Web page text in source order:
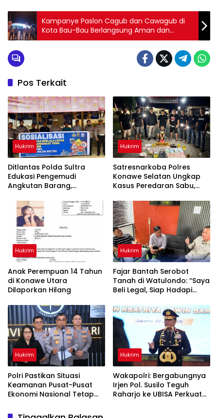
Kampanye Paslon Cagub dan Cawagub di
Kota Bau-Bau Berlangsung Aman dan
Kondusif
Pos Terkait
Hukrim
Ditlantas Polda Sultra
Edukasi Pengemudi
Angkutan Barang,
Kendaraan Demi
Keselamatan Berlalu Lintas
Hukrim
Satresnarkoba Polres
Konawe Selatan Ungkap
Kasus Peredaran Sabu,
Diamankan
Hukrim
Anak Perempuan 14 Tahun
di Konawe Utara
Dilaporkan Hilang
Hukrim
‎Fajar Bantah Serobot
Tanah di Watulondo: “Saya
Beli Legal, Siap Hadapi
Hukrim
Polri Pastikan Situasi
Keamanan Pusat-Pusat
Ekonomi Nasional Tetap
Hukrim
Wakapolri: Bergabungnya
Irjen Pol. Susilo Teguh
Raharjo ke UBISA Perkuat